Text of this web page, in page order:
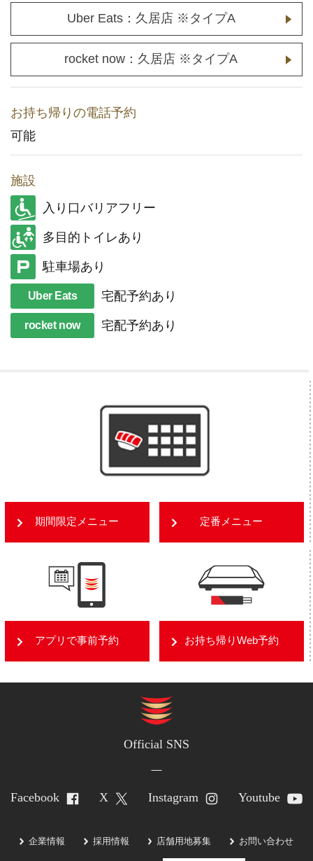
採用情報
Uber Eats：久居店 ※タイプA
rocket now：久居店 ※タイプA
お持ち帰りの電話予約
可能
施設
入り口バリアフリー
多目的トイレあり
駐車場あり
Uber Eats 宅配予約あり
rocket now 宅配予約あり
期間限定メニュー 定番メニュー
アプリで事前予約 お持ち帰りWeb予約
Official SNS
Facebook X Instagram Youtube
企業情報 採用情報 店舗用地募集 お問い合わせ